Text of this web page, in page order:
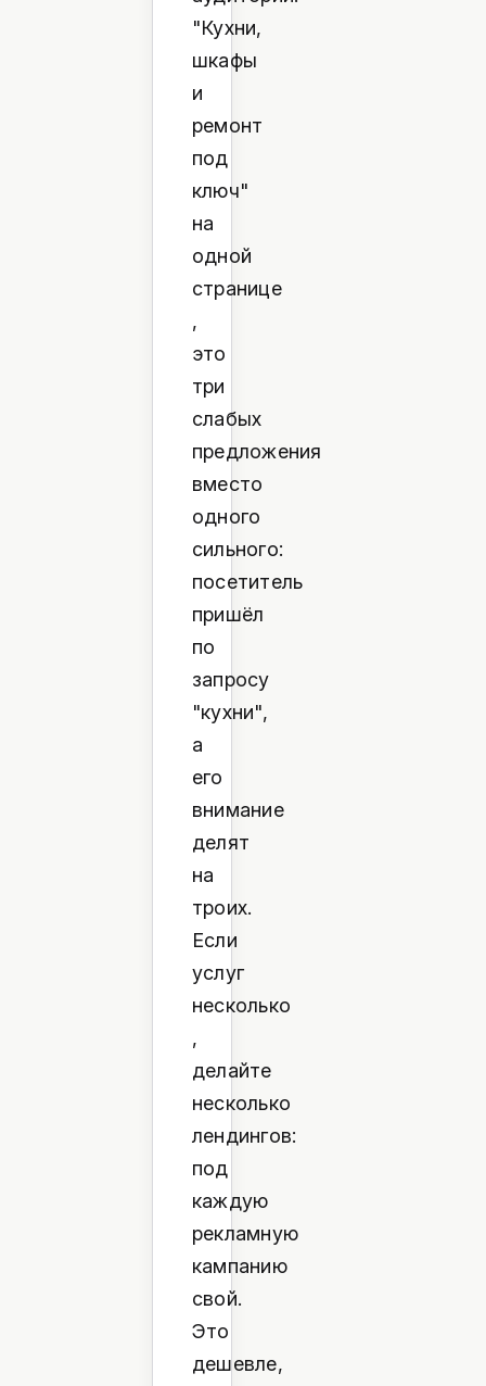
"Кухни,
шкафы
и
ремонт
под
ключ"
на
одной
странице
,
это
три
слабых
предложения
вместо
одного
сильного:
посетитель
пришёл
по
запросу
"кухни",
а
его
внимание
делят
на
троих.
Если
услуг
несколько
,
делайте
несколько
лендингов:
под
каждую
рекламную
кампанию
свой.
Это
дешевле,